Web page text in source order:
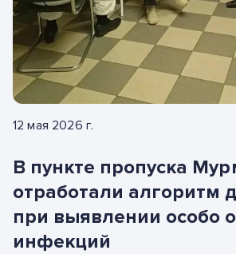
12 мая 2026 г.
В пункте пропуска
отработали алгоритм
при выявлении особо
инфекций